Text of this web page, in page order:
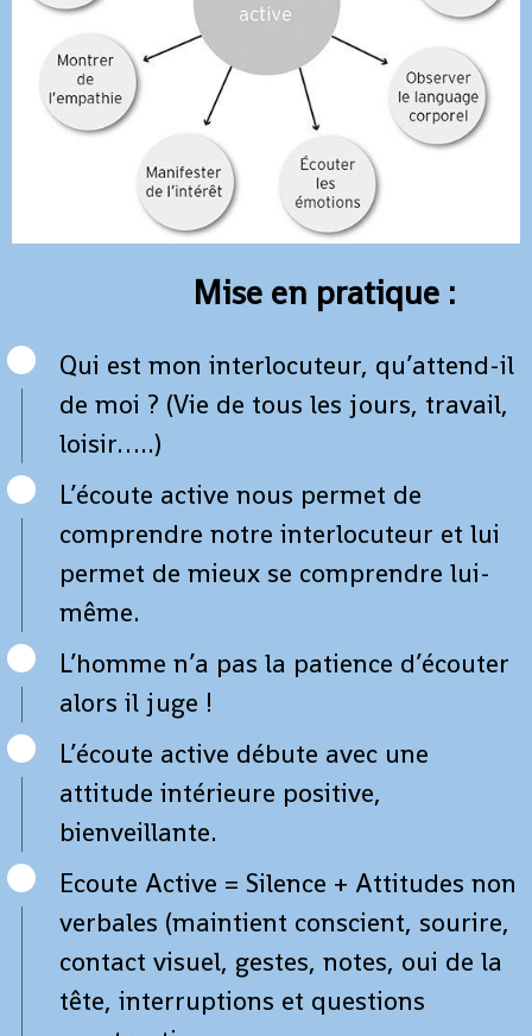
Mise en pratique :
Qui est mon interlocuteur, qu’attend-il
de moi ? (Vie de tous les jours, travail,
loisir…..)
L’écoute active nous permet de
comprendre notre interlocuteur et lui
permet de mieux se comprendre lui-
même.
L’homme n’a pas la patience d’écouter
alors il juge !
L’écoute active débute avec une
attitude intérieure positive,
bienveillante.
Ecoute Active = Silence + Attitudes non
verbales (maintient conscient, sourire,
contact visuel, gestes, notes, oui de la
tête, interruptions et questions